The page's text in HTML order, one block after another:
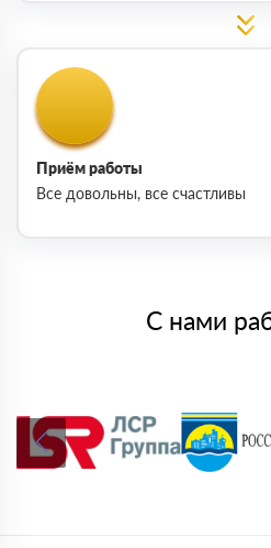
Приём работы
Все довольны, все счастливы
С нами